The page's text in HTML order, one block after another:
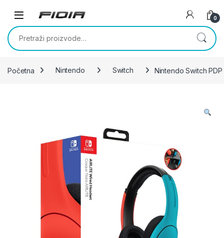
0
Pretraži:
Početna Nintendo Switch Nintendo Switch